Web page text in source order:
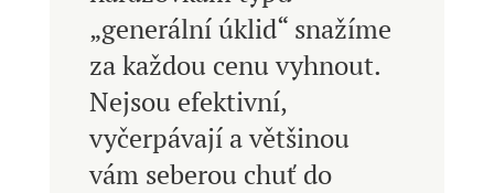
„generální úklid“ snažíme
za každou cenu vyhnout.
Nejsou efektivní,
vyčerpávají a většinou
vám seberou chuť do